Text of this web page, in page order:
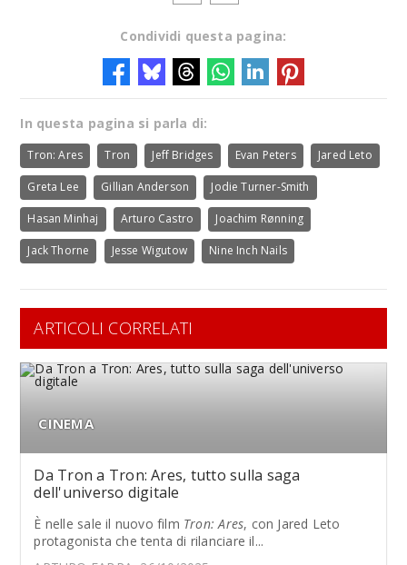
Condividi questa pagina:
In questa pagina si parla di:
Tron: Ares Tron Jeff Bridges Evan Peters Jared Leto
Greta Lee Gillian Anderson Jodie Turner-Smith
Hasan Minhaj Arturo Castro Joachim Rønning
Jack Thorne Jesse Wigutow Nine Inch Nails
ARTICOLI CORRELATI
CINEMA
Da Tron a Tron: Ares, tutto sulla saga
dell'universo digitale
È nelle sale il nuovo film Tron: Ares, con Jared Leto
protagonista che tenta di rilanciare il...